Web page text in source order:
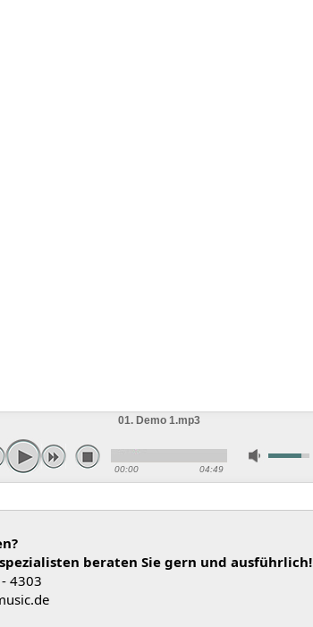
01. Demo 1.mp3
00:00 04:49
beraten Sie gern und ausführlich!
4303